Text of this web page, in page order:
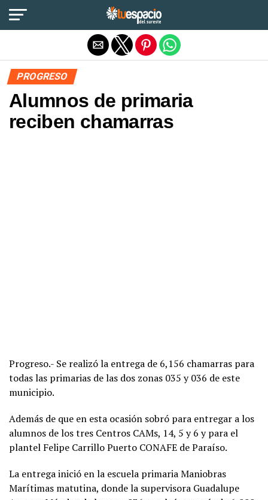
PROGRESO
Alumnos de primaria
reciben chamarras
Progreso.- Se realizó la entrega de 6,156 chamarras para
todas las primarias de las dos zonas 035 y 036 de este
municipio.
Además de que en esta ocasión sobró para entregar a los
alumnos de los tres Centros CAMs, 14, 5 y 6 y para el
plantel Felipe Carrillo Puerto CONAFE de Paraíso.
La entrega inició en la escuela primaria Maniobras
Marítimas matutina, donde la supervisora Guadalupe
Salir de la versión móvil